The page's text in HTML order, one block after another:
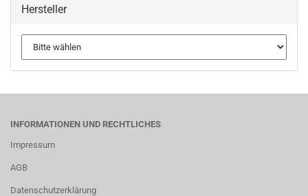
Hersteller
INFORMATIONEN UND RECHTLICHES
Impressum
AGB
Datenschutzerklärung